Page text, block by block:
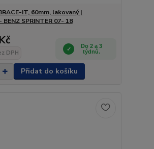
IT, 60mm, lakovaný |
BENZ SPRINTER 07- 18
DPH
Do 2 a 3
týdnů.
Přidat do košíku